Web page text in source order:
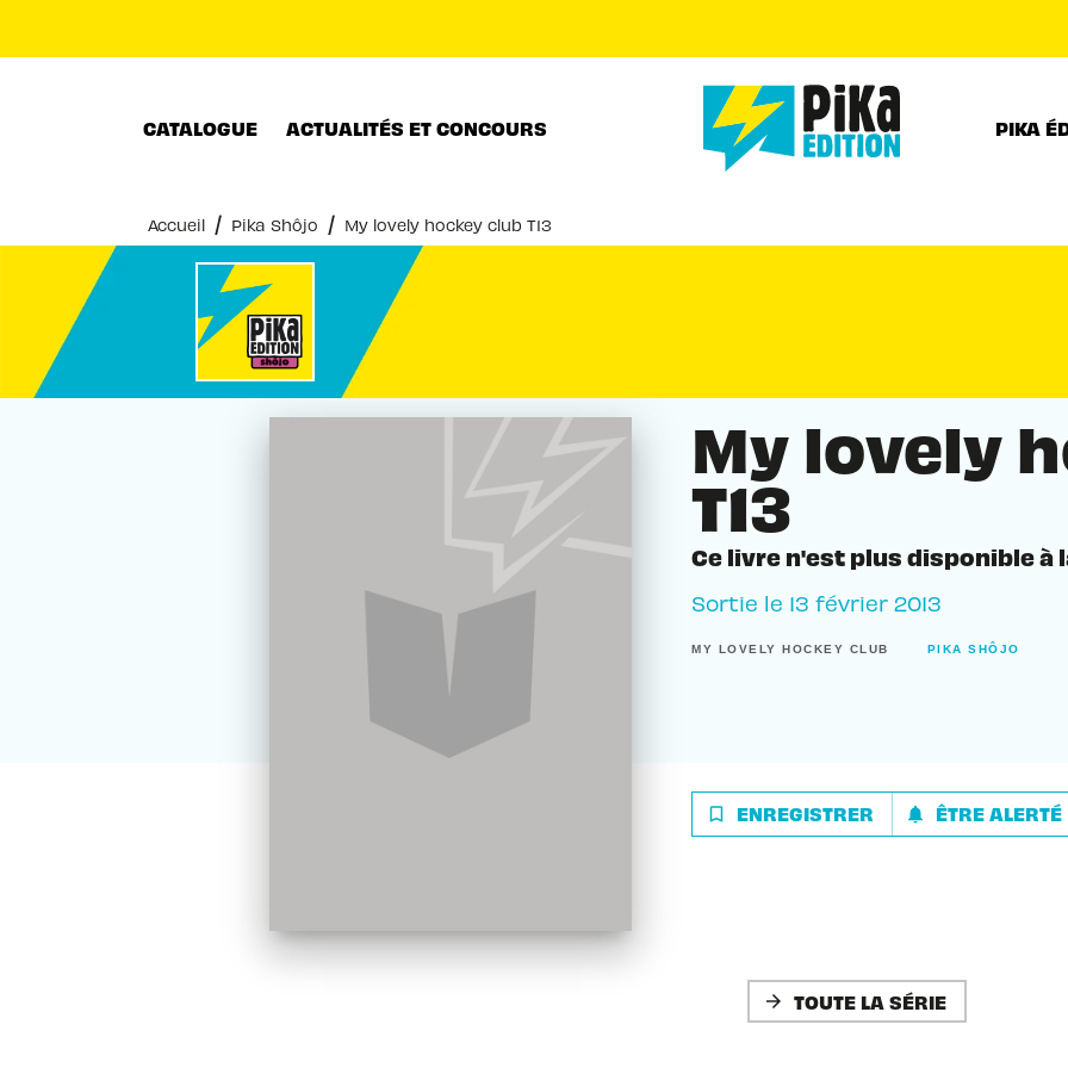
CATALOGUE ACTUALITÉS ET CONCOURS PIKA
Accueil / Pika Shôjo / My lovely hockey club T13
My lovely
T13
Ce livre n'est plus disponible à
Sortie le 13 février 2013
MY LOVELY HOCKEY CLUB PIKA SHÔJO
bookmark_border ENREGISTRER notifications ÊTRE ALERTÉ
arrow_forward TOUTE LA SÉRIE